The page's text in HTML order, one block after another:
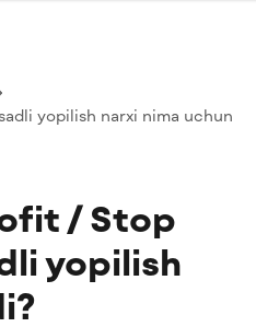
yopilish narxi nima uchun
/ Stop
yopilish